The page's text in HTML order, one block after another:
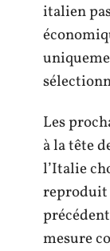
italien
Les
à la tête
l’Italie
reproduit
mesure